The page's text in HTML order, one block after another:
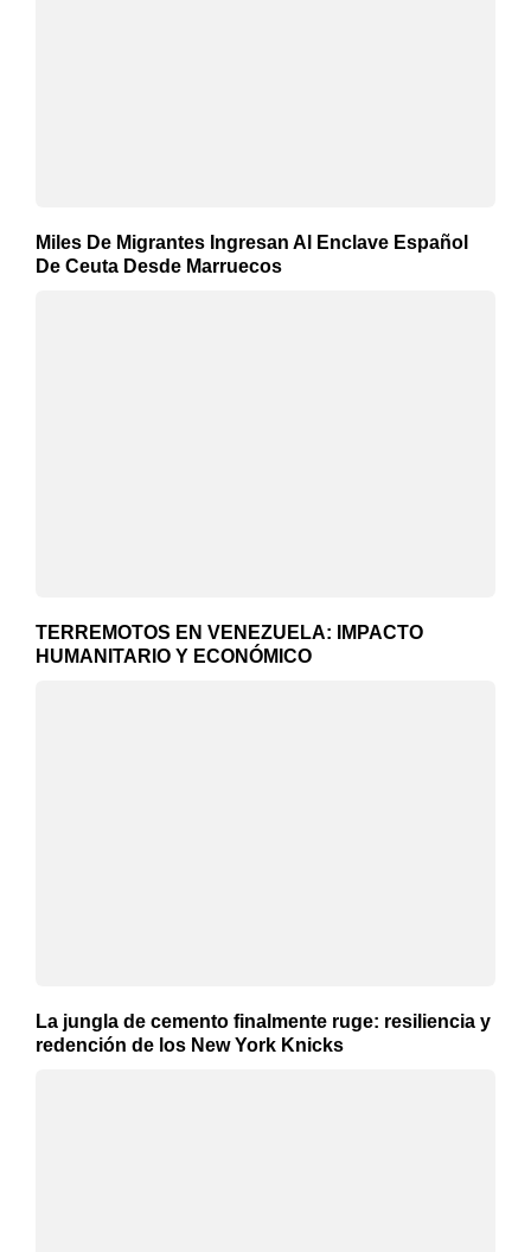
Miles De Migrantes Ingresan Al Enclave Español
De Ceuta Desde Marruecos
TERREMOTOS EN VENEZUELA: IMPACTO
HUMANITARIO Y ECONÓMICO
La jungla de cemento finalmente ruge: resiliencia y
redención de los New York Knicks